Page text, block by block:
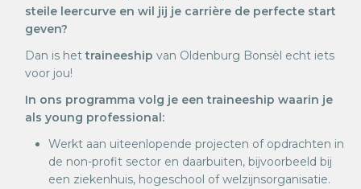
steile leercurve en wil jij je carrière de perfecte start
geven?
Dan is hettraineeship van Oldenburg Bonsèl echt iets
voor jou!
In ons programma volg je een traineeship waarin je
als young professional:
Werkt aan uiteenlopende projecten of opdrachten in
de non-profit sector en daarbuiten, bijvoorbeeld bij
een ziekenhuis, hogeschool of welzijnsorganisatie.